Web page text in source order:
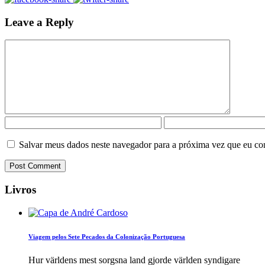
Leave a Reply
Salvar meus dados neste navegador para a próxima vez que eu
Livros
Viagem pelos Sete Pecados da Colonização Portuguesa
Hur världens mest sorgsna land gjorde världen syndigare